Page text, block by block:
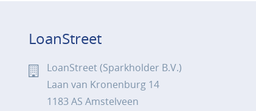
LoanStreet
LoanStreet (Sparkholder B.V.)
Laan van Kronenburg 14
1183 AS Amstelveen